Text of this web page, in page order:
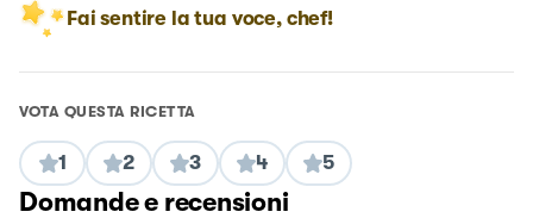
Fai sentire la tua voce, chef!
VOTA QUESTA RICETTA
1 2 3 4 5
Domande e recensioni